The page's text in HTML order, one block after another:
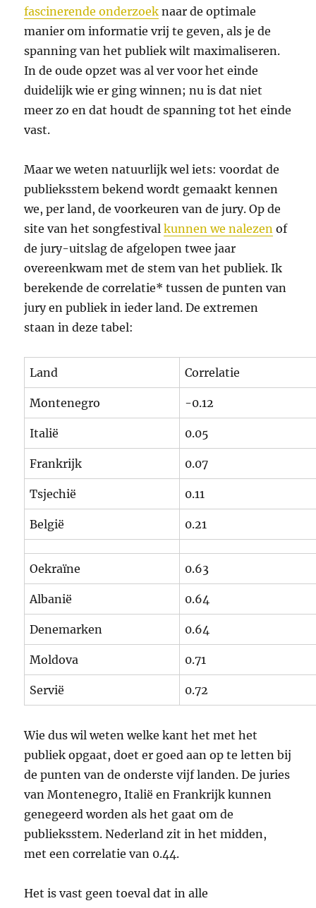
fascinerende onderzoek naar de optimale
manier om informatie vrij te geven, als je de
spanning van het publiek wilt maximaliseren.
In de oude opzet was al ver voor het einde
duidelijk wie er ging winnen; nu is dat niet
meer zo en dat houdt de spanning tot het einde
vast.
Maar we weten natuurlijk wel iets: voordat de
publieksstem bekend wordt gemaakt kennen
we, per land, de voorkeuren van de jury. Op de
site van het songfestivalkunnen we nalezen of
de jury-uitslag de afgelopen twee jaar
overeenkwam met de stem van het publiek. Ik
berekende de correlatie* tussen de punten van
jury en publiek in ieder land. De extremen
staan in deze tabel:
Land Correlatie
Montenegro -0.12
Italië 0.05
Frankrijk 0.07
Tsjechië 0.11
België 0.21
Oekraïne 0.63
Albanië 0.64
Denemarken 0.64
Moldova 0.71
Servië 0.72
Wie dus wil weten welke kant het met het
publiek opgaat, doet er goed aan op te letten bij
de punten van de onderste vijf landen. De juries
van Montenegro, Italië en Frankrijk kunnen
genegeerd worden als het gaat om de
publieksstem. Nederland zit in het midden,
met een correlatie van 0.44.
Het is vast geen toeval dat in alle